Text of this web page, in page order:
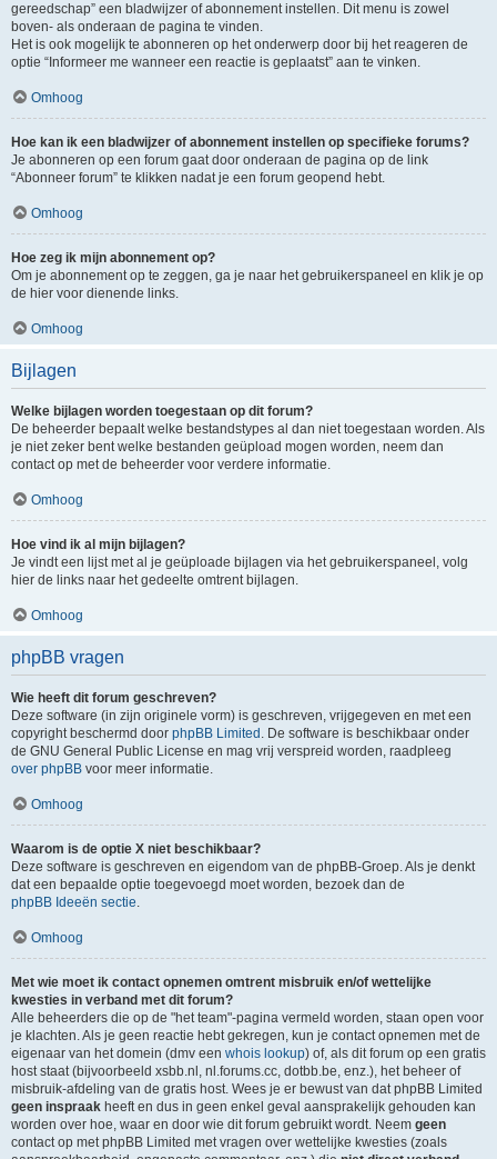
gereedschap” een bladwijzer of abonnement instellen. Dit menu is zowel
boven- als onderaan de pagina te vinden.
Het is ook mogelijk te abonneren op het onderwerp door bij het reageren de
optie “Informeer me wanneer een reactie is geplaatst” aan te vinken.
Omhoog
Hoe kan ik een bladwijzer of abonnement instellen op specifieke forums?
Je abonneren op een forum gaat door onderaan de pagina op de link
“Abonneer forum” te klikken nadat je een forum geopend hebt.
Omhoog
Hoe zeg ik mijn abonnement op?
Om je abonnement op te zeggen, ga je naar het gebruikerspaneel en klik je op
de hier voor dienende links.
Omhoog
Bijlagen
Welke bijlagen worden toegestaan op dit forum?
De beheerder bepaalt welke bestandstypes al dan niet toegestaan worden. Als
je niet zeker bent welke bestanden geüpload mogen worden, neem dan
contact op met de beheerder voor verdere informatie.
Omhoog
Hoe vind ik al mijn bijlagen?
Je vindt een lijst met al je geüploade bijlagen via het gebruikerspaneel, volg
hier de links naar het gedeelte omtrent bijlagen.
Omhoog
phpBB vragen
Wie heeft dit forum geschreven?
Deze software (in zijn originele vorm) is geschreven, vrijgegeven en met een
copyright beschermd door phpBB Limited . De software is beschikbaar onder
de GNU General Public License en mag vrij verspreid worden, raadpleeg
over phpBB voor meer informatie.
Omhoog
Waarom is de optie X niet beschikbaar?
Deze software is geschreven en eigendom van de phpBB-Groep. Als je denkt
dat een bepaalde optie toegevoegd moet worden, bezoek dan de
phpBB Ideeën sectie.
Omhoog
Met wie moet ik contact opnemen omtrent misbruik en/of wettelijke
kwesties in verband met dit forum?
Alle beheerders die op de "het team"-pagina vermeld worden, staan open voor
je klachten. Als je geen reactie hebt gekregen, kun je contact opnemen met de
eigenaar van het domein (dmv een whois lookup) of, als dit forum op een gratis
host staat (bijvoorbeeld xsbb.nl, nl.forums.cc, dotbb.be, enz.), het beheer of
misbruik-afdeling van de gratis host. Wees je er bewust van dat phpBB Limited
geen inspraak heeft en dus in geen enkel geval aansprakelijk gehouden kan
worden over hoe, waar en door wie dit forum gebruikt wordt. Neem geen
contact op met phpBB Limited met vragen over wettelijke kwesties (zoals